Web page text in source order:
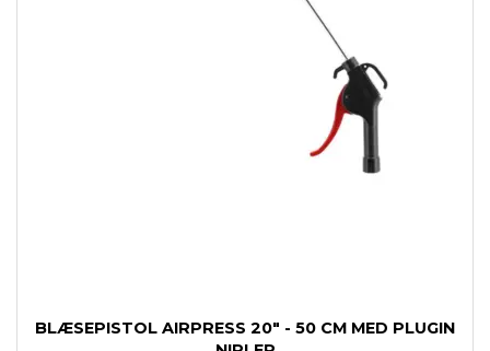
BLÆSEPISTOL AIRPRESS 20" - 50 CM MED PLUGIN